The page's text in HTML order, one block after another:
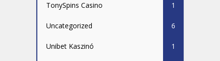
TonySpins Casino 1
Uncategorized 6
Unibet Kaszinó 1